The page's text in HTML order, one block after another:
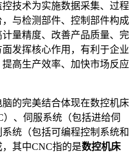
技术为实施数据采集、过程
与检测部件、控制部件构成
量精度、改善产品质量、完
发挥核心作用，有利于企业
高生产效率、加快市场反应
的完美结合体现在数控机床
、伺服系统（包括进给伺
统（包括可编程控制系统和
其中CNC指的是数控机床